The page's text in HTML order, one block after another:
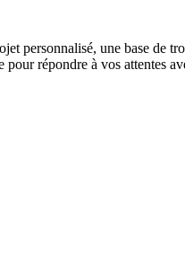
personnalisé, une base de
répondre à vos attentes